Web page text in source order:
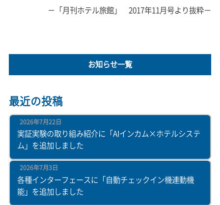
－「月刊ホテル旅館」 2017年11月号より抜粋－
お知らせ一覧
最近の投稿
実証実験の取り組み紹介に「AIインカム×ホテルシステ
ム」を追加しました
2026年7月22日
各種インターフェースに「自動チェックイン機連動機
能」を追加しました
2026年7月3日